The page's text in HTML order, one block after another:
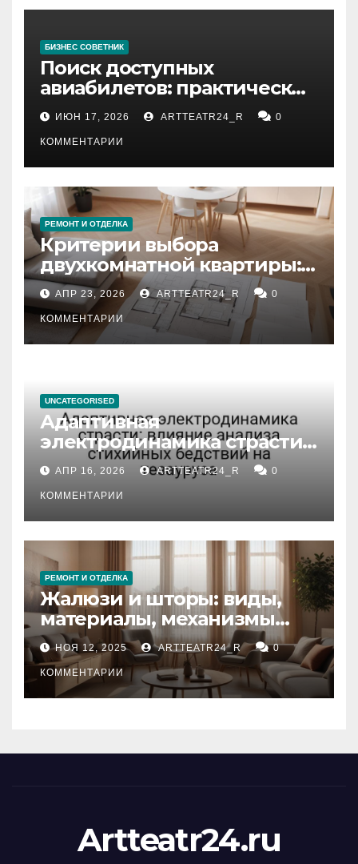
БИЗНЕС СОВЕТНИК
Поиск доступных
авиабилетов: практические
рекомендации
ИЮН 17, 2026 ARTTEATR24_R 0
КОММЕНТАРИИ
РЕМОНТ И ОТДЕЛКА
Критерии выбора
двухкомнатной квартиры:
планировка, площадь,
состояние и документация
АПР 23, 2026 ARTTEATR24_R 0
КОММЕНТАРИИ
UNCATEGORISED
Адаптивная
электродинамика страсти:
влияние анализа
стихийных бедствий на
тезауруса
АПР 16, 2026 ARTTEATR24_R 0
КОММЕНТАРИИ
РЕМОНТ И ОТДЕЛКА
Жалюзи и шторы: виды,
материалы, механизмы
управления и уход
НОЯ 12, 2025 ARTTEATR24_R 0
КОММЕНТАРИИ
Artteatr24.ru